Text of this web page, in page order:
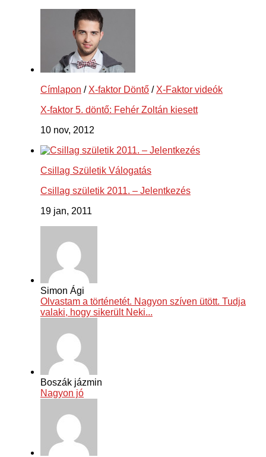
Címlapon / X-faktor Döntő / X-Faktor videók
X-faktor 5. döntő: Fehér Zoltán kiesett
10 nov, 2012
Csillag Születik Válogatás
Csillag születik 2011. – Jelentkezés
19 jan, 2011
Simon Ági
Olvastam a történetét. Nagyon szíven ütött. Tudja
valaki, hogy sikerült Neki...
Boszák jázmin
Nagyon jó